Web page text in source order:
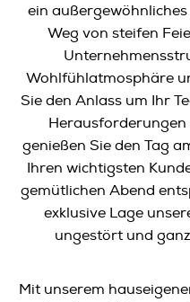
ein
Weg von steifen
Wohlfühlatmosphäre
Sie den Anlass um Ihr
Herausforderungen
genießen Sie den Tag
Ihren wichtigsten
gemütlichen Abend
exklusive Lage
ungestört und
Mit unserem